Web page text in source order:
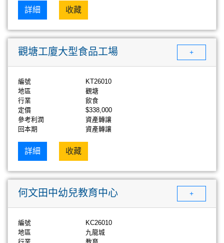
詳細 收藏
觀塘工廈大型食品工場 +
編號
KT26010
地區
觀塘
行業
飲食
定價
$338,000
參考利潤
資產轉讓
回本期
資產轉讓
詳細 收藏
何文田中幼兒教育中心 +
編號
KC26010
地區
九龍城